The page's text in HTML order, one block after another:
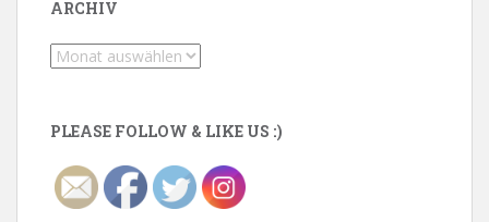
ARCHIV
Archiv
PLEASE FOLLOW & LIKE US :)